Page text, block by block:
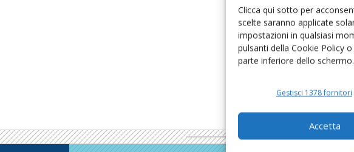
Clicca qui sotto per
scelte saranno applicate
impostazioni in qualsiasi
pulsanti della Cookie Policy
parte inferiore dello schermo.
Gestisci 1378 fornitori
Accetta